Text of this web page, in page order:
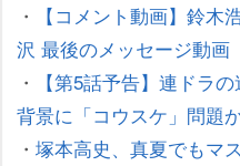
・
【コメント動画】鈴木
沢 最後のメッセージ動画
・
【第5話予告】連ドラ
背景に「コウスケ」問題
・ 塚本高史、真夏でもマ